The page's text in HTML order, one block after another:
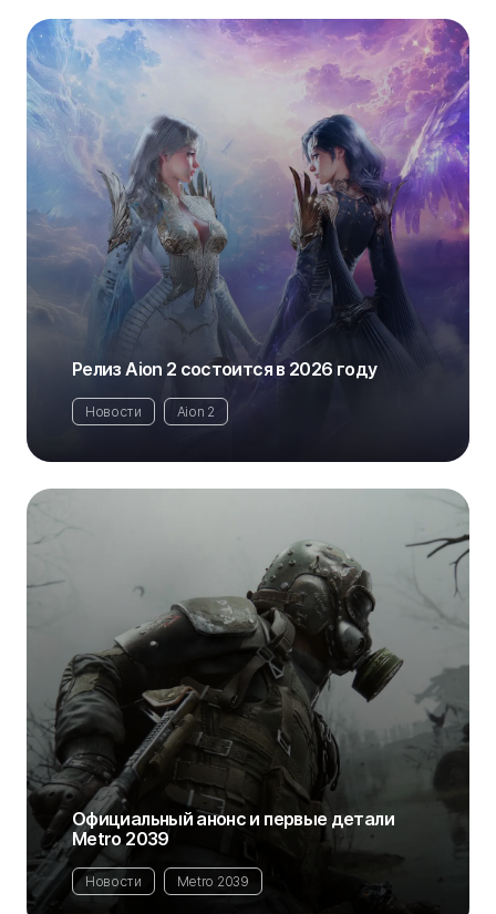
Релиз Aion 2 состоится в 2026 году
Новости Aion 2
Официальный анонс и первые детали
Metro 2039
Новости Metro 2039